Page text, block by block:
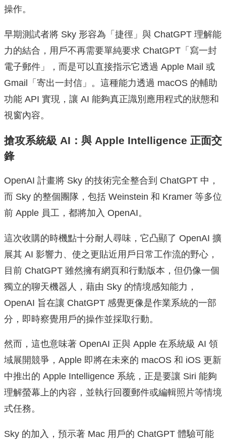
操作。
早期測試者將 Sky 形容為「捷徑」與 ChatGPT 理解能
力的結合，用戶不再需要單純要求 ChatGPT「寫一封
電子郵件」，而是可以直接指示它透過 Apple Mail 或
Gmail「寄出一封信」。這種能力透過 macOS 的輔助
功能 API 實現，讓 AI 能夠真正識別應用程式的狀態和
視窗內容。
搶攻系統級 AI：與 Apple Intelligence 正面交
鋒
OpenAI 計畫將 Sky 的技術完全整合到 ChatGPT 中，
而 Sky 的整個團隊，包括 Weinstein 和 Kramer 等多位
前 Apple 員工，都將加入 OpenAI。
這次收購的時機點十分耐人尋味，它凸顯了 OpenAI 擴
展其 AI 影響力、使之更貼近用戶日常工作流的野心，
目前 ChatGPT 雖然擁有網頁和行動版本，但仍像一個
獨立的聊天機器人，藉由 Sky 的情境感知能力，
OpenAI 旨在讓 ChatGPT 感覺更像是作業系統的一部
分，即時察覺用戶的操作並採取行動。
然而，這也意味著 OpenAI 正與 Apple 在系統級 AI 領
域展開競爭，Apple 即將在未來的 macOS 和 iOS 更新
中推出的 Apple Intelligence 系統，正是要讓 Siri 能夠
理解螢幕上的內容，並執行回覆郵件或編輯照片等情境
式任務。
Sky 的加入，預示著 Mac 用戶的 ChatGPT 體驗可能